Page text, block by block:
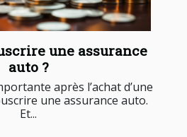
une assurance
auto ?
après l’achat d’une
une assurance auto.
Et...